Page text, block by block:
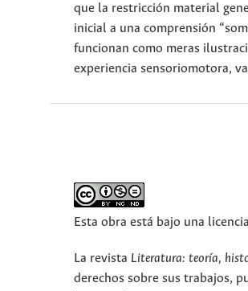
que la restricción material
inicial a una comprensión
funcionan como meras
experiencia sensoriomotora,
Esta obra está bajo una
La revista Literatura: teoría,
derechos sobre sus trabajos,